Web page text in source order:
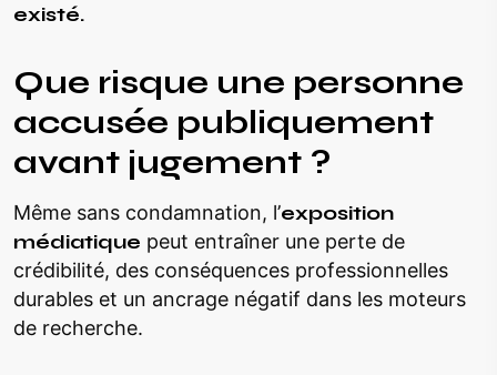
existé.
Que risque une personne
accusée publiquement
avant jugement ?
Même sans condamnation, l’exposition
médiatique peut entraîner une perte de
crédibilité, des conséquences professionnelles
durables et un ancrage négatif dans les moteurs
de recherche.